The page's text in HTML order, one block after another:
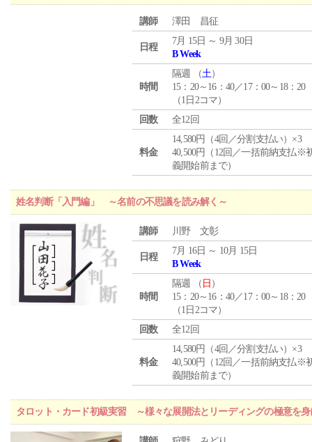
講師 澤田 昌征
日程
7月 15日 ～ 9月 30日
B Week
時間
隔週 （土）
15：20～16：40／17：00～18：20
（1日2コマ）
回数
全12回
料金
14,580円（4回／分割支払い）×3
40,500円（12回／一括前納支払※
義開始前まで）
姓名判断「入門編」 ～名前の不思議を読み解く～
講師 川野 文彰
日程
7月 16日 ～ 10月 15日
B Week
時間
隔週 （ 日 ）
15：20～16：40／17：00～18：20
（1日2コマ）
回数
全12回
料金
14,580円（4回／分割支払い）×3
40,500円（12回／一括前納支払※
義開始前まで）
タロット・カード初級実習 ～様々な展開法とリーディングの極意を身